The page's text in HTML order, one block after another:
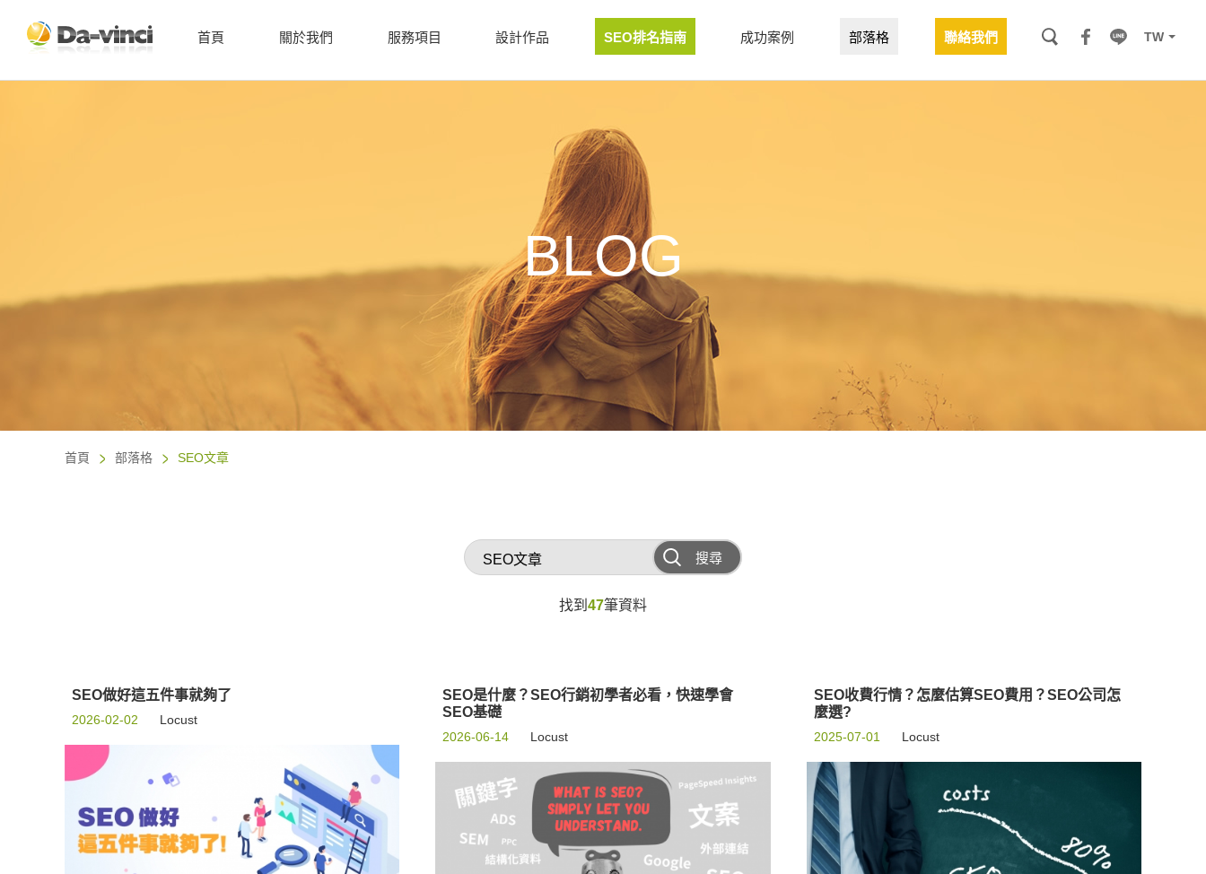
TW
首頁 關於我們 服務項目 設計作品 SEO排名指南 成功案例 部落格 聯絡我們
BLOG
首頁 部落格 SEO文章
搜尋
找到 47筆資料
SEO做好這五件事就夠了
2026-02-02 Locust
SEO是什麼？SEO行銷初學者必看，快速學會
SEO基礎
2026-06-14 Locust
SEO收費行情？怎麼估算SEO費用？SEO公司怎
麼選?
2025-07-01 Locust